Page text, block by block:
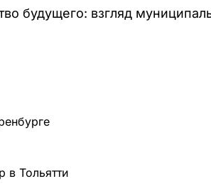
будущего: взгляд
Тольятти